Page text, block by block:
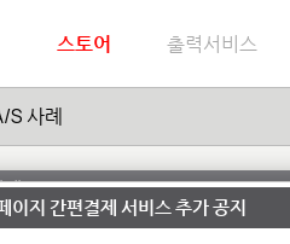
스토어 출력서비스
S 사례
내
이지 간편결제 서비스 추가 공지